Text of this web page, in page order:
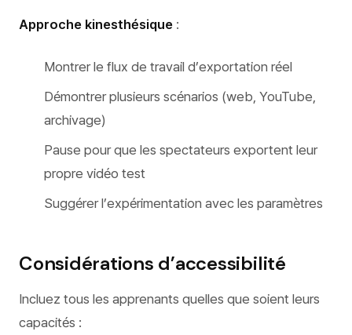
Approche kinesthésique :
Montrer le flux de travail d’exportation réel
Démontrer plusieurs scénarios (web, YouTube,
archivage)
Pause pour que les spectateurs exportent leur
propre vidéo test
Suggérer l’expérimentation avec les paramètres
Considérations d’accessibilité
Incluez tous les apprenants quelles que soient leurs
capacités :